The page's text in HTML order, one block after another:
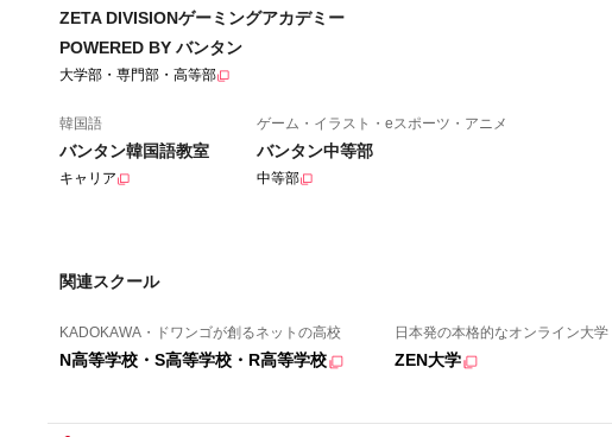
ZETA DIVISIONゲーミングアカデミー
POWERED BY バンタン
大学部・専門部・高等部
韓国語
バンタン韓国語教室
キャリア
ゲーム・イラスト・eスポーツ・アニメ
バンタン中等部
中等部
関連スクール
KADOKAWA・ドワンゴが創るネットの高校
N高等学校・S高等学校・R高等学校
日本発の本格的なオンライン大学
ZEN大学